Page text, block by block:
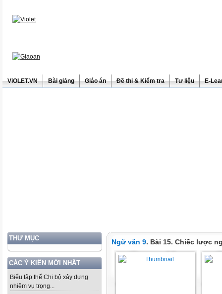
ViOLET.VN Bài giảng Giáo án Đề thi & Kiểm tra Tư liệu E-
THƯ MỤC
CÁC Ý KIẾN MỚI NHẤT
Biểu tập thể Chi bộ xây dựng
nhiệm vụ trọng...
Ngữ văn 9. Bài 15. Chiếc lược